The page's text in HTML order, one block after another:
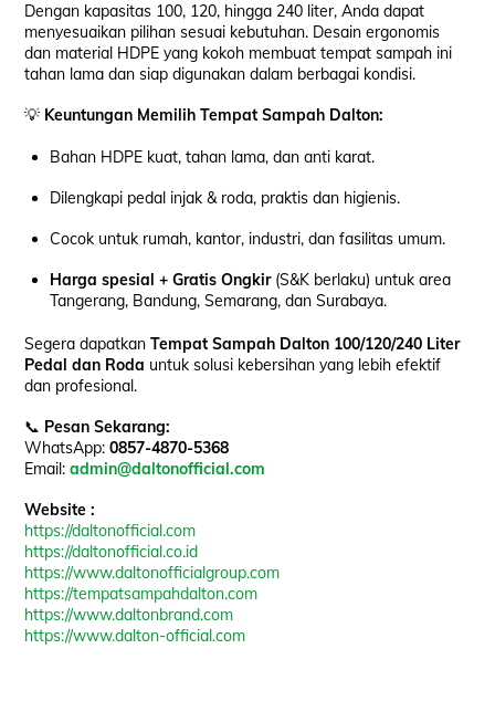
Dengan kapasitas 100, 120, hingga 240 liter, Anda dapat
menyesuaikan pilihan sesuai kebutuhan. Desain ergonomis
dan material HDPE yang kokoh membuat tempat sampah ini
tahan lama dan siap digunakan dalam berbagai kondisi.
💡 Keuntungan Memilih Tempat Sampah Dalton:
Bahan HDPE kuat, tahan lama, dan anti karat.
Dilengkapi pedal injak & roda, praktis dan higienis.
Cocok untuk rumah, kantor, industri, dan fasilitas umum.
Harga spesial + Gratis Ongkir(S&K berlaku) untuk area
Tangerang, Bandung, Semarang, dan Surabaya.
Segera dapatkanTempat Sampah Dalton 100/120/240 Liter
Pedal dan Roda untuk solusi kebersihan yang lebih efektif
dan profesional.
📞 Pesan Sekarang:
WhatsApp:0857-4870-5368
Email:admin@daltonofficial.com
Website :
https://daltonofficial.com
https://daltonofficial.co.id
https://www.daltonofficialgroup.com
https://tempatsampahdalton.com
https://www.daltonbrand.com
https://www.dalton-official.com